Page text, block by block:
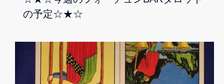
の予定☆★☆